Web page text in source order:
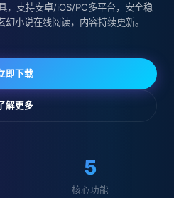
，支持安卓/iOS/PC多平台，安全稳
小说在线阅读，内容持续更新。
即下载
解更多
5
核心功能